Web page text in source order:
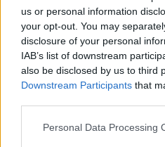
us or personal information
your opt-out. You may
disclosure of your personal
IAB’s list of downstream
also be disclosed by us to third
Downstream Participants that
Please note that this website/
Personal Data Processing